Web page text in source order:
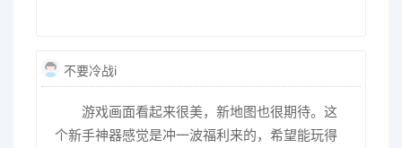
不要冷战i
游戏画面看起来很美，新地图也很期待。这
个新手神器感觉是冲一波福利来的，希望能玩得